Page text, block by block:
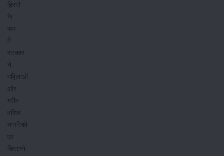
हिस्से
के
रूप
में
सरकार
ने
महिलाओं
और
गरीब
वरिष्ठ
नागरिकों
किसानों